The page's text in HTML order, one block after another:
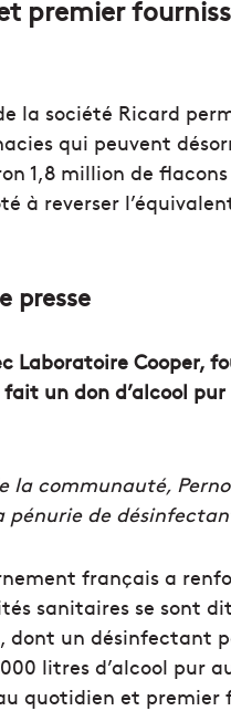
premier
la société Ricard
qui peuvent
1,8 million de
à reverser
presse
Laboratoire Cooper,
fait un don d’alcool
la communauté,
de
français a
sanitaires se sont
dont un désinfectant
litres d’alcool pur
quotidien et premier